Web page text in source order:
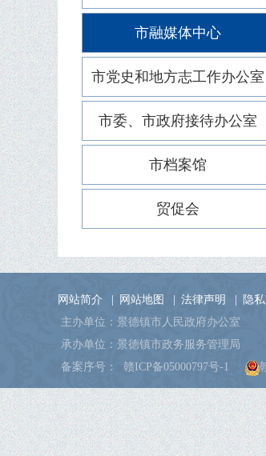
市融媒体中心
市党史和地方志工作办公室
市委、市政府接待办公室
市档案馆
贸促会
网站简介 网站地图 法律声明 隐
主办单位：景德镇市人民政府办公室
承办单位：景德镇市政务服务管理局
备案序号：
赣ICP备05000797号-1